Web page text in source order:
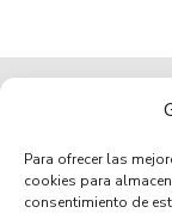
Para ofrecer las
cookies para
consentimiento de